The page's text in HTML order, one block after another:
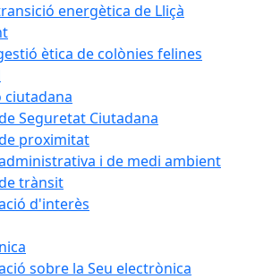
energètica de Lliçà
ètica de colònies felines
ciutadana
Seguretat Ciutadana
proximitat
i de medi ambient
trànsit
d'interès
sobre la Seu electrònica